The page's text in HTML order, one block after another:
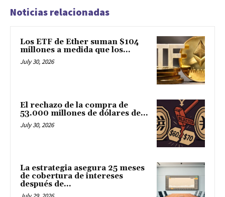
Noticias relacionadas
Los ETF de Ether suman $104
millones a medida que los...
July 30, 2026
El rechazo de la compra de
53.000 millones de dólares de...
July 30, 2026
La estrategia asegura 25 meses
de cobertura de intereses
después de...